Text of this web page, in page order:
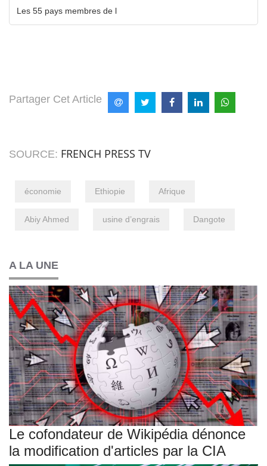
Les 55 pays membres de l
Partager Cet Article
SOURCE: FRENCH PRESS TV
économie Ethiopie Afrique
Abiy Ahmed usine d’engrais Dangote
A LA UNE
Le cofondateur de Wikipédia dénonce
la modification d'articles par la CIA